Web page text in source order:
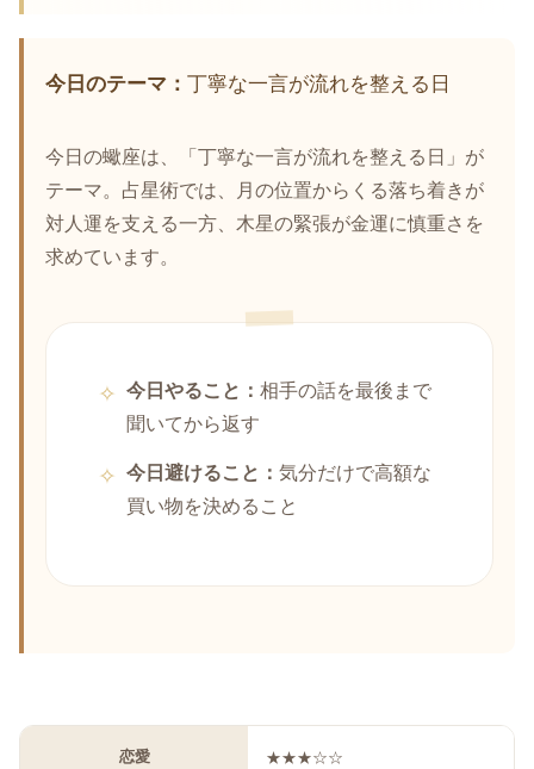
今日のテーマ： 丁寧な一言が流れを整える日
今日の蠍座は、「丁寧な一言が流れを整える日」が
テーマ。占星術では、月の位置からくる落ち着きが
対人運を支える一方、木星の緊張が金運に慎重さを
求めています。
今日やること： 相手の話を最後まで
聞いてから返す
今日避けること： 気分だけで高額な
買い物を決めること
恋愛 ★★★☆☆